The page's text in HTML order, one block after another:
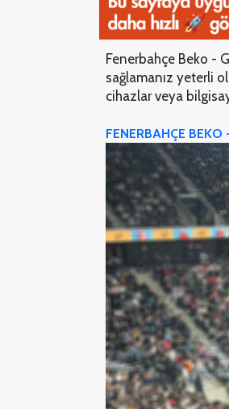
Fenerbahçe Beko -
sağlamanız yeterli
cihazlar veya
FENERBAHÇE